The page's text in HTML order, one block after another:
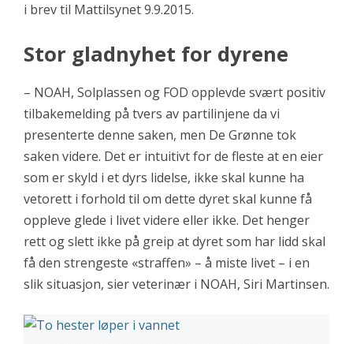
i brev til Mattilsynet 9.9.2015.
Stor gladnyhet for dyrene
– NOAH, Solplassen og FOD opplevde svært positiv
tilbakemelding på tvers av partilinjene da vi
presenterte denne saken, men De Grønne tok
saken videre. Det er intuitivt for de fleste at en eier
som er skyld i et dyrs lidelse, ikke skal kunne ha
vetorett i forhold til om dette dyret skal kunne få
oppleve glede i livet videre eller ikke. Det henger
rett og slett ikke på greip at dyret som har lidd skal
få den strengeste «straffen» – å miste livet – i en
slik situasjon, sier veterinær i NOAH, Siri Martinsen.